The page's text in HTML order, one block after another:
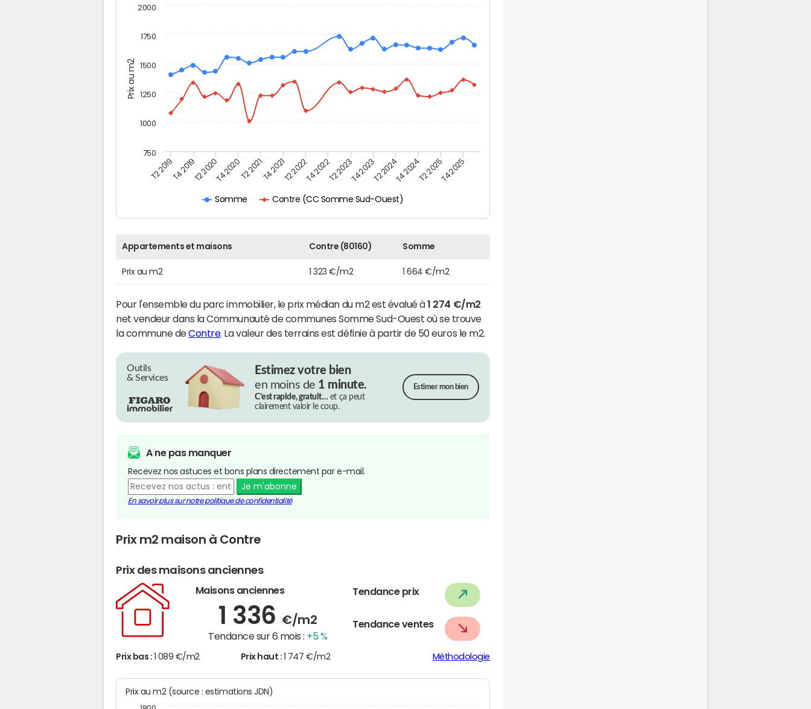
Prix au m2
Somme Contre (CC Somme Sud-Ouest)
T2 2019T4 2019T2 2020T4 2020T2 2021T4 2021T2 2022T4 2022T2 2023T4 2023T2 2024T4 2024T2 2025T4 2025
1000
750
1250
1500
1750
2000
Appartements et maisons Contre (80160) Somme
Prix au m2 1 323 €/m2 1 664 €/m2
Pour l'ensemble du parc immobilier, le prix médian du m2 est évalué à1 274 €/m2
net vendeur dans la Communauté de communes Somme Sud-Ouest où se trouve
la commune deContre. La valeur des terrains est définie à partir de 50 euros le m2.
Outils
& Services
Estimez votre bien
en moins de 1 minute.
C’est rapide, gratuit…et ça peut
clairement valoir le coup.
Estimer mon bien
A ne pas manquer
Recevez nos astuces et bons plans directement par e-mail.
Je m'abonne
En savoir plus sur notre politique de confidentialité
Prix m2 maison à Contre
Prix des maisons anciennes
Maisons anciennes
1 336 €/m2
Tendance sur 6 mois : +5 %
Tendance prix
Tendance ventes
Prix bas : 1 089 €/m2 Prix haut : 1 747 €/m2 Méthodologie
Prix au m2 (source : estimations JDN)